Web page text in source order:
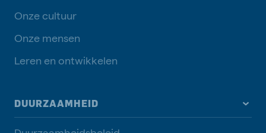
Onze cultuur
Onze mensen
Leren en ontwikkelen
DUURZAAMHEID